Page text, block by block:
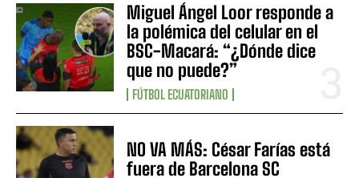
Miguel Ángel Loor responde a
la polémica del celular en el
BSC-Macará: “¿Dónde dice
que no puede?”
FÚTBOL ECUATORIANO
NO VA MÁS: César Farías está
fuera de Barcelona SC